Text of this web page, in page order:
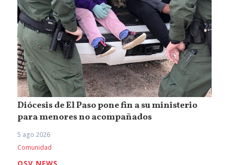
Diócesis de El Paso pone fin a su ministerio
para menores no acompañados
5 ago 2026
Comunidad